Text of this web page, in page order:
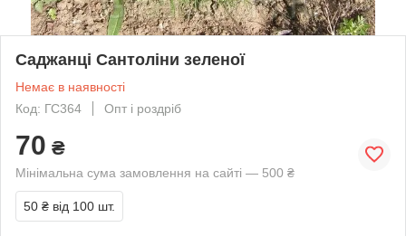
Саджанці Сантоліни зеленої
Немає в наявності
Код: ГС364
Опт і роздріб
70 ₴
Мінімальна сума замовлення на сайті — 500 ₴
50 ₴ від 100 шт.